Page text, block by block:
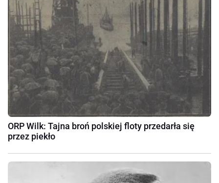
ORP Wilk: Tajna broń polskiej floty przedarła się
przez piekło